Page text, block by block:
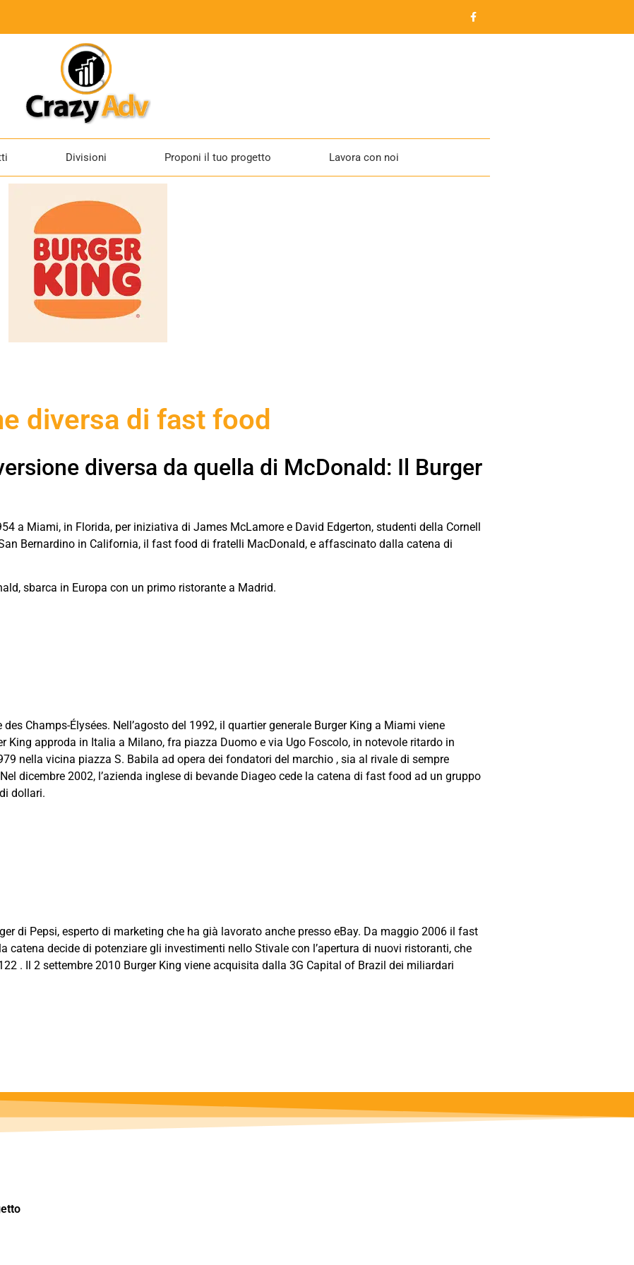
Divisioni Proponi il tuo progetto Lavora con noi
diversa di fast food
diversa da quella di McDonald: Il Burger
a Miami, in Florida, per iniziativa di James McLamore e David Edgerton, studenti della Cornell
Bernardino in California, il fast food di fratelli MacDonald, e affascinato dalla catena di
sbarca in Europa con un primo ristorante a Madrid.
Champs-Élysées. Nell’agosto del 1992, il quartier generale Burger King a Miami viene
King approda in Italia a Milano, fra piazza Duomo e via Ugo Foscolo, in notevole ritardo in
nella vicina piazza S. Babila ad opera dei fondatori del marchio , sia al rivale di sempre
dicembre 2002, l’azienda inglese di bevande Diageo cede la catena di fast food ad un gruppo
dollari.
di Pepsi, esperto di marketing che ha già lavorato anche presso eBay. Da maggio 2006 il fast
catena decide di potenziare gli investimenti nello Stivale con l’apertura di nuovi ristoranti, che
. Il 2 settembre 2010 Burger King viene acquisita dalla 3G Capital of Brazil dei miliardari